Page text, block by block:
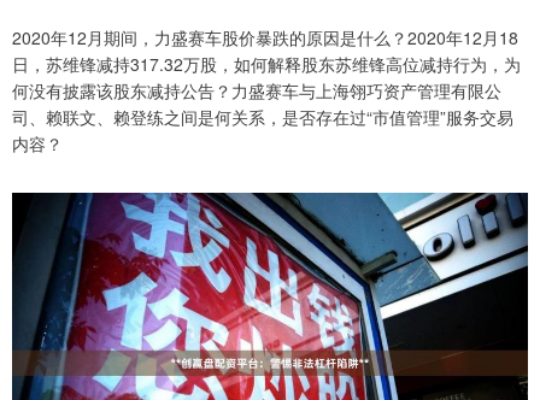
2020年12月期间，力盛赛车股价暴跌的原因是什么？2020年12月18
日，苏维锋减持317.32万股，如何解释股东苏维锋高位减持行为，为
何没有披露该股东减持公告？力盛赛车与上海翎巧资产管理有限公
司、赖联文、赖登练之间是何关系，是否存在过“市值管理”服务交易
内容？